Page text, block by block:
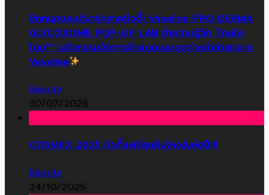
ปักหมุดแลนด์มาร์คสายบิวตี้! Vaseline PRO DERMA
GLYCOXOME POP-UP LAB ทำความรู้จัก ‘ไกลโค
โซม™’ นวัตกรรมจัดการฝ้าแดดและจุดด่างดำล่าสุดจาก
Vaseline
Beauty
30/07/2026
COSMEX 2025 บิวตี้แฟร์สุดยิ่งใหญ่แห่งปี!!!
Beauty
24/10/2025